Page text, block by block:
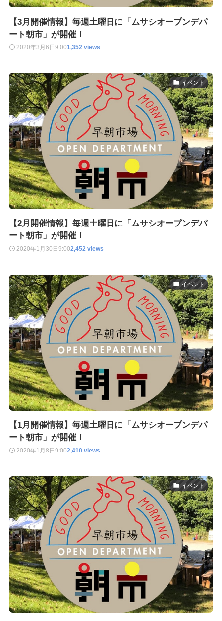
【3月開催情報】毎週土曜日に「ムサシオープンデパ
ート朝市」が開催！
2020年3月6日 9:001,352 views
イベント
【2月開催情報】毎週土曜日に「ムサシオープンデパ
ート朝市」が開催！
2020年1月30日9:002,452 views
イベント
【1月開催情報】毎週土曜日に「ムサシオープンデパ
ート朝市」が開催！
2020年1月8日9:002,410 views
イベント